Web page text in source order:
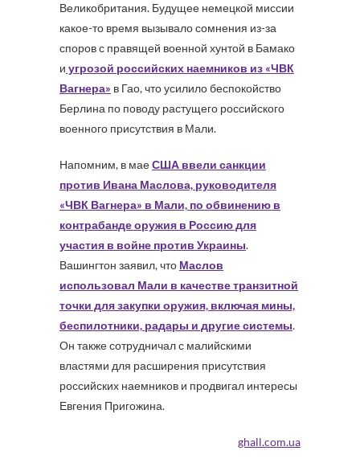
Великобритания. Будущее немецкой миссии
какое-то время вызывало сомнения из-за
споров с правящей военной хунтой в Бамако
и угрозой российских наемников из «ЧВК
Вагнера» в Гао, что усилило беспокойство
Берлина по поводу растущего российского
военного присутствия в Мали.
Напомним, в маеСША ввели санкции
против Ивана Маслова, руководителя
«ЧВК Вагнера» в Мали, по обвинению в
контрабанде оружия в Россию для
участия в войне против Украины.
Вашингтон заявил, что Маслов
использовал Мали в качестве транзитной
точки для закупки оружия, включая мины,
беспилотники, радары и другие системы.
Он также сотрудничал с малийскими
властями для расширения присутствия
российских наемников и продвигал интересы
Евгения Пригожина.
ghall.com.ua